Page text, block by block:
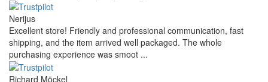
Nerijus
Excellent store! Friendly and professional communication, fast
shipping, and the item arrived well packaged. The whole
purchasing experience was smoot ...
Richard Möckel